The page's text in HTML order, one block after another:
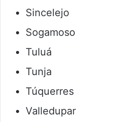
Sincelejo
Sogamoso
Tuluá
Tunja
Túquerres
Valledupar